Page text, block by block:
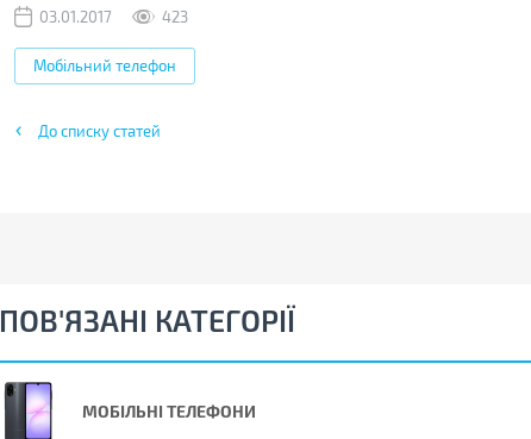
03.01.2017 423
Мобільний телефон
До списку статей
ПОВ'ЯЗАНІ КАТЕГОРІЇ
МОБІЛЬНІ ТЕЛЕФОНИ